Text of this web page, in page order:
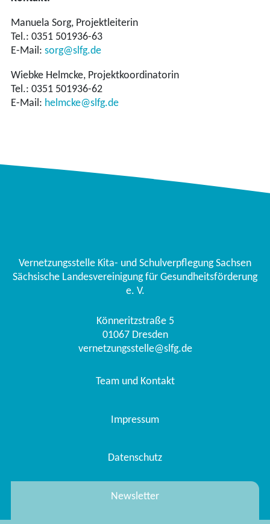
Manuela Sorg, Projektleiterin
Tel.: 0351 501936-63
E-Mail: sorg@slfg.de
Wiebke Helmcke, Projektkoordinatorin
Tel.: 0351 501936-62
E-Mail: helmcke@slfg.de
Vernetzungsstelle Kita- und Schulverpflegung Sachsen
Sächsische Landesvereinigung für Gesundheitsförderung
e. V.
Könneritzstraße 5
01067 Dresden
vernetzungsstelle@slfg.de
Team und Kontakt
Impressum
Datenschutz
Newsletter